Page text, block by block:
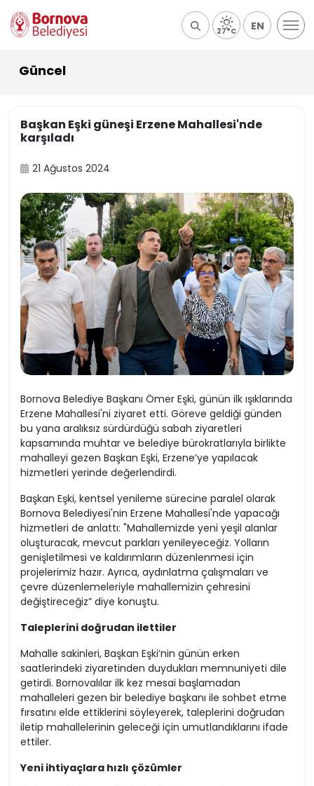
27°C EN
Güncel
Başkan Eşki güneşi Erzene Mahallesi'nde
karşıladı
21 Ağustos 2024
Bornova Belediye Başkanı Ömer Eşki, günün ilk ışıklarında
Erzene Mahallesi'ni ziyaret etti. Göreve geldiği günden
bu yana aralıksız sürdürdüğü sabah ziyaretleri
kapsamında muhtar ve belediye bürokratlarıyla birlikte
mahalleyi gezen Başkan Eşki, Erzene’ye yapılacak
hizmetleri yerinde değerlendirdi.
Başkan Eşki, kentsel yenileme sürecine paralel olarak
Bornova Belediyesi'nin Erzene Mahallesi'nde yapacağı
hizmetleri de anlattı: "Mahallemizde yeni yeşil alanlar
oluşturacak, mevcut parkları yenileyeceğiz. Yolların
genişletilmesi ve kaldırımların düzenlenmesi için
projelerimiz hazır. Ayrıca, aydınlatma çalışmaları ve
çevre düzenlemeleriyle mahallemizin çehresini
değiştireceğiz” diye konuştu.
Taleplerini doğrudan ilettiler
Mahalle sakinleri, Başkan Eşki’nin günün erken
saatlerindeki ziyaretinden duydukları memnuniyeti dile
getirdi. Bornovalılar ilk kez mesai başlamadan
mahalleleri gezen bir belediye başkanı ile sohbet etme
fırsatını elde ettiklerini söyleyerek, taleplerini doğrudan
iletip mahallelerinin geleceği için umutlandıklarını ifade
ettiler.
Yeni ihtiyaçlara hızlı çözümler